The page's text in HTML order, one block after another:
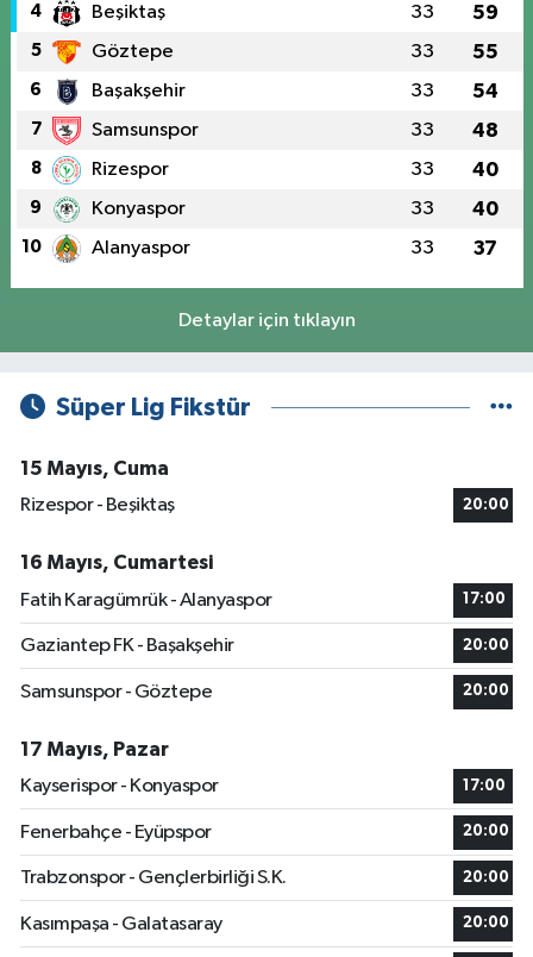
4 Beşiktaş 33 59
5 Göztepe 33 55
6 Başakşehir 33 54
7 Samsunspor 33 48
8 Rizespor 33 40
9 Konyaspor 33 40
10 Alanyaspor 33 37
Detaylar için tıklayın
Süper Lig Fikstür
15 Mayıs, Cuma
Rizespor - Beşiktaş
20:00
16 Mayıs, Cumartesi
Fatih Karagümrük - Alanyaspor
17:00
Gaziantep FK - Başakşehir 20:00
Samsunspor - Göztepe 20:00
17 Mayıs, Pazar
Kayserispor - Konyaspor
17:00
Fenerbahçe - Eyüpspor 20:00
Trabzonspor - Gençlerbirliği S.K. 20:00
Kasımpaşa - Galatasaray 20:00